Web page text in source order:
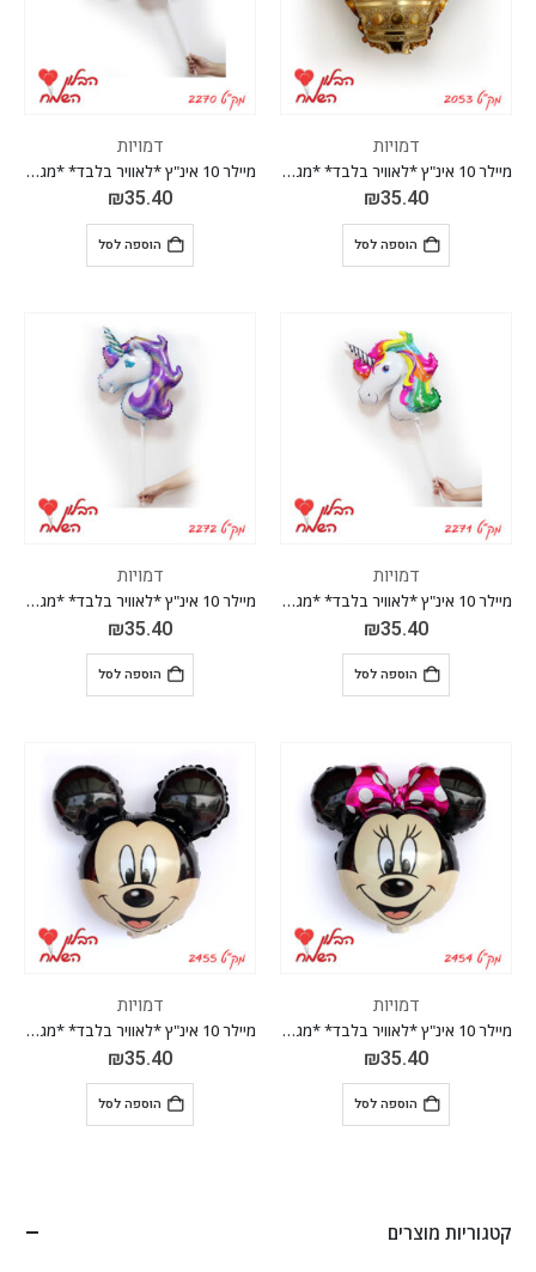
דמויות
מיילר 10 אינ"ץ *לאוויר בלבד* *מגיע בחבילה 10 יח'*
₪35.40
הוספה לסל
דמויות
מיילר 10 אינ"ץ *לאוויר בלבד* *מגיע בחבילה 10 יח'*
₪35.40
הוספה לסל
דמויות
מיילר 10 אינ"ץ *לאוויר בלבד* *מגיע בחבילה 10 יח'*
₪35.40
הוספה לסל
דמויות
מיילר 10 אינ"ץ *לאוויר בלבד* *מגיע בחבילה 10 יח'*
₪35.40
הוספה לסל
דמויות
מיילר 10 אינ"ץ *לאוויר בלבד* *מגיע בחבילה 10 יח'*
₪35.40
הוספה לסל
דמויות
מיילר 10 אינ"ץ *לאוויר בלבד* *מגיע בחבילה 10 יח'*
₪35.40
הוספה לסל
קטגוריות מוצרים